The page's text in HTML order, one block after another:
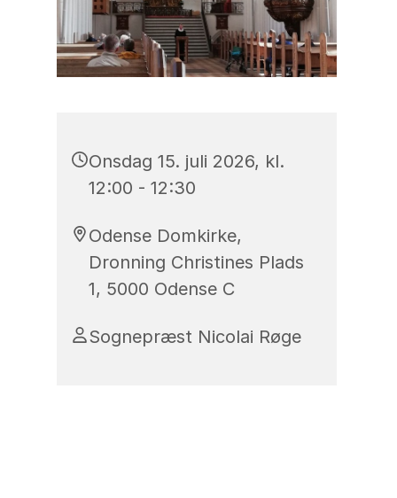
Onsdag 15. juli 2026, kl.
12:00 - 12:30
Odense Domkirke,
Dronning Christines Plads
1, 5000 Odense C
Sognepræst Nicolai Røge